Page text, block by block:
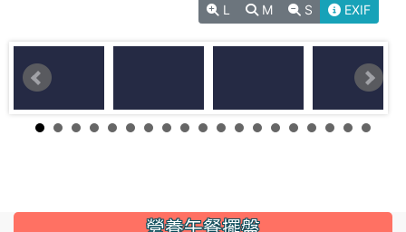
L M S EXIF
::: 營養午餐擺盤